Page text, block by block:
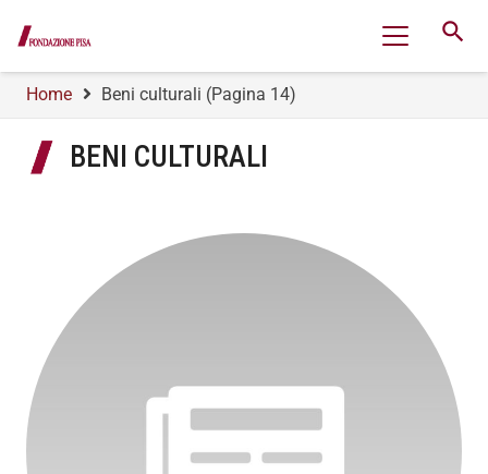
search
Home Beni culturali (Pagina 14)
BENI CULTURALI